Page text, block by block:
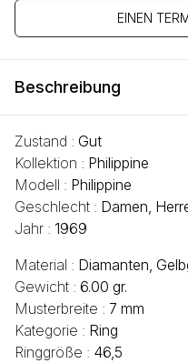
EINEN
Beschreibung
Zustand : Gut
Kollektion : Philippine
Modell : Philippine
Geschlecht : Damen,
Jahr : 1969
Material : Diamanten,
Gewicht : 6.00 gr.
Musterbreite : 7 mm
Kategorie : Ring
Ringgröße : 46,5